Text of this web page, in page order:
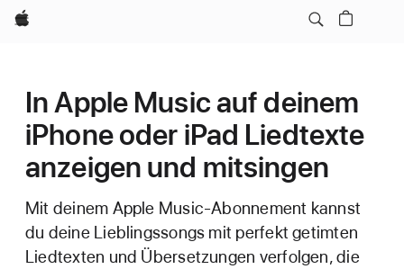
Apple
In Apple Music auf deinem
iPhone oder iPad Liedtexte
anzeigen und mitsingen
Mit deinem Apple Music-Abonnement kannst
du deine Lieblingssongs mit perfekt getimten
Liedtexten und Übersetzungen verfolgen, die